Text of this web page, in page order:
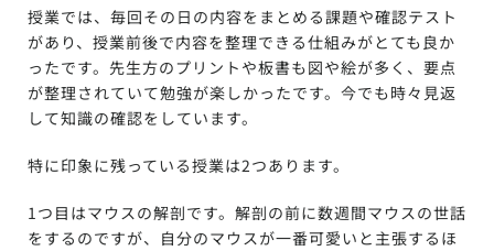
授業では、毎回その日の内容をまとめる課題や確認テスト
があり、授業前後で内容を整理できる仕組みがとても良か
ったです。先生方のプリントや板書も図や絵が多く、要点
が整理されていて勉強が楽しかったです。今でも時々見返
して知識の確認をしています。
特に印象に残っている授業は2つあります。
1つ目はマウスの解剖です。解剖の前に数週間マウスの世話
をするのですが、自分のマウスが一番可愛いと主張するほ